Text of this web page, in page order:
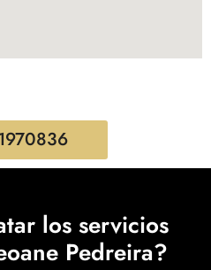
los servicios
Pedreira?